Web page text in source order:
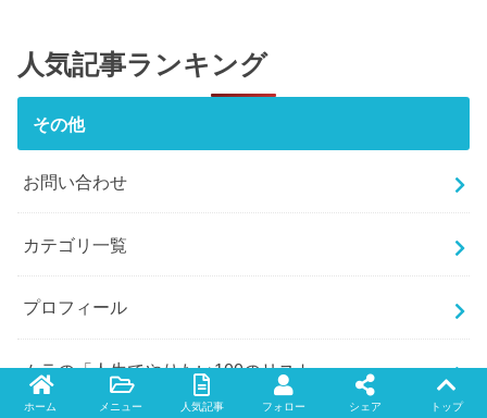
人気記事ランキング
その他
お問い合わせ
カテゴリ一覧
プロフィール
ムラの「人生でやりたい100のリスト」
ホーム メニュー 人気記事 フォロー シェア トップ
Twitter facebook instagram